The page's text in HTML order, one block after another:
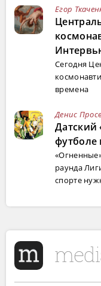
Егор
Сегодня
времена
Денис
Датский
футболе
раунда
спорте